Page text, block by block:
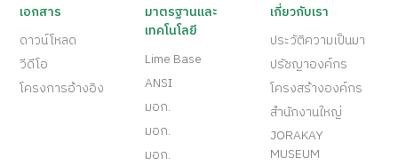
เอกสาร
ดาวน์โหลด
วีดีโอ
โครงการอ้างอิง
มาตรฐานและ
เทคโนโลยี
Lime Base
ANSI
มอก.
มอก.
มอก.
เกี่ยวกับเรา
ประวัติความเป็นมา
ปรัชญาองค์กร
โครงสร้างองค์กร
สำนักงานใหญ่
JORAKAY
MUSEUM